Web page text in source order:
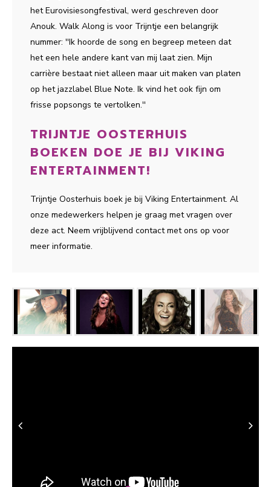
het Eurovisiesongfestival, werd geschreven door
Anouk. Walk Along is voor Trijntje een belangrijk
nummer: ''Ik hoorde de song en begreep meteen dat
het een hele andere kant van mij laat zien. Mijn
carrière bestaat niet alleen maar uit maken van platen
op het jazzlabel Blue Note. Ik vind het ook fijn om
frisse popsongs te vertolken.''
TRIJNTJE OOSTERHUIS
BOEKEN DOE JE BIJ VIKING
ENTERTAINMENT!
Trijntje Oosterhuis boek je bij Viking Entertainment. Al
onze medewerkers helpen je graag met vragen over
deze act. Neem vrijblijvend contact met ons op voor
meer informatie.